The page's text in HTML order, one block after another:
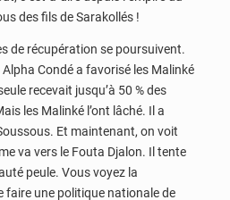
des fils de Sarakollés !
de récupération se poursuivent.
Condé a favorisé les Malinké
recevait jusqu’à 50 % des
les Malinké l’ont lâché. Il a
Et maintenant, on voit
va vers le Fouta Djalon. Il tente
peule. Vous voyez la
faire une politique nationale de